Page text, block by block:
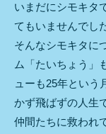
いまだにシモキタ
てもいませんでし
そんなシモキタに
ム「たいちょう」
ューも25年という
かず飛ばずの人生
仲間たちに救われ